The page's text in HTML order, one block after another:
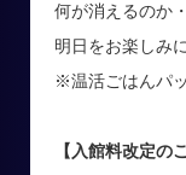
何が消えるのか
明日をお楽しみ
※温活ごはんパ
【入館料改定の